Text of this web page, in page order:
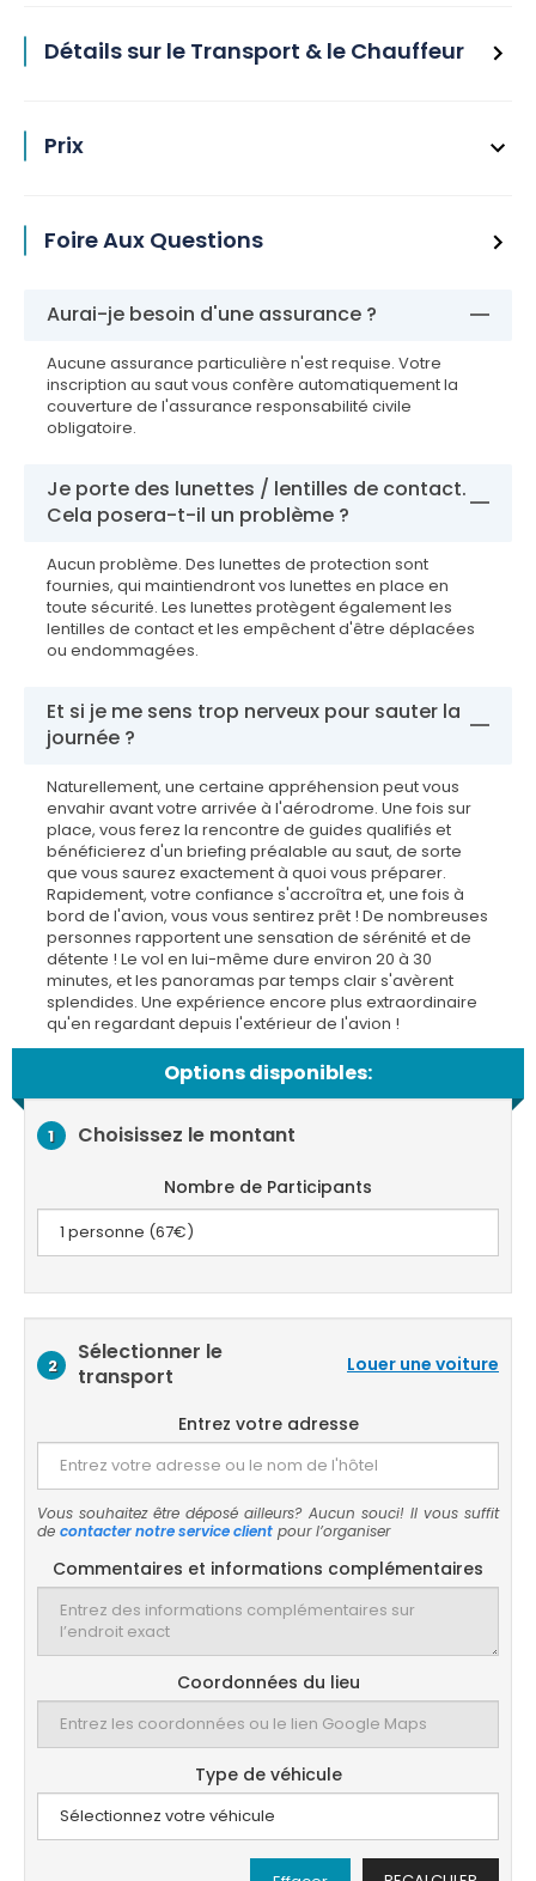
Détails sur le Transport & le Chauffeur
Prix
Foire Aux Questions
Aurai-je besoin d'une assurance ?
Aucune assurance particulière n'est requise. Votre
inscription au saut vous confère automatiquement la
couverture de l'assurance responsabilité civile
obligatoire.
Je porte des lunettes / lentilles de contact.
Cela posera-t-il un problème ?
Aucun problème. Des lunettes de protection sont
fournies, qui maintiendront vos lunettes en place en
toute sécurité. Les lunettes protègent également les
lentilles de contact et les empêchent d'être déplacées
ou endommagées.
Et si je me sens trop nerveux pour sauter la
journée ?
Naturellement, une certaine appréhension peut vous
envahir avant votre arrivée à l'aérodrome. Une fois sur
place, vous ferez la rencontre de guides qualifiés et
bénéficierez d'un briefing préalable au saut, de sorte
que vous saurez exactement à quoi vous préparer.
Rapidement, votre confiance s'accroîtra et, une fois à
bord de l'avion, vous vous sentirez prêt ! De nombreuses
personnes rapportent une sensation de sérénité et de
détente ! Le vol en lui-même dure environ 20 à 30
minutes, et les panoramas par temps clair s'avèrent
splendides. Une expérience encore plus extraordinaire
qu'en regardant depuis l'extérieur de l'avion !
Options disponibles:
1 Choisissez le montant
Nombre de Participants
2
Sélectionner le
transport
Louer une voiture
Entrez votre adresse
Vous souhaitez être déposé ailleurs? Aucun souci! Il vous suffit
de contacter notre service client pour l’organiser
Commentaires et informations complémentaires
Coordonnées du lieu
Type de véhicule